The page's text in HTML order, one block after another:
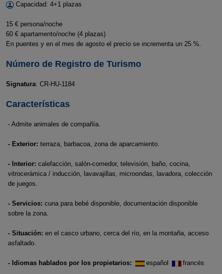
Capacidad: 4+1 plazas
15 € persona/noche
60 € apartamento/noche (4 plazas)
En puentes y en el mes de agosto el precio se incrementa un 25 %.
Número de Registro de Turismo
Signatura: CR-HU-1184
Características
- Admite animales de compañía.
- Exterior: terraza, barbacoa, zona de aparcamiento.
- Interior: calefacción, salón-comedor, televisión, baño, cocina,
vitrocerámica / inducción, lavavajillas, microondas, lavadora, colección
de juegos.
- Servicios: cuna para bebé disponible, documentación disponible
sobre la zona.
- Situación: en el casco urbano, cerca del río, en la montaña, acceso
asfaltado.
- Idiomas hablados por los propietarios: español francés